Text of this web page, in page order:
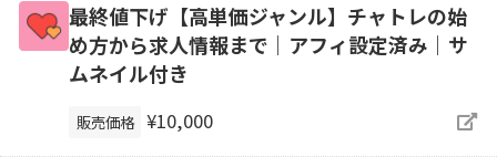
最終値下げ【高単価ジャンル】チャトレの始
め方から求人情報まで｜アフィ設定済み｜サ
ムネイル付き
販売価格 ¥10,000